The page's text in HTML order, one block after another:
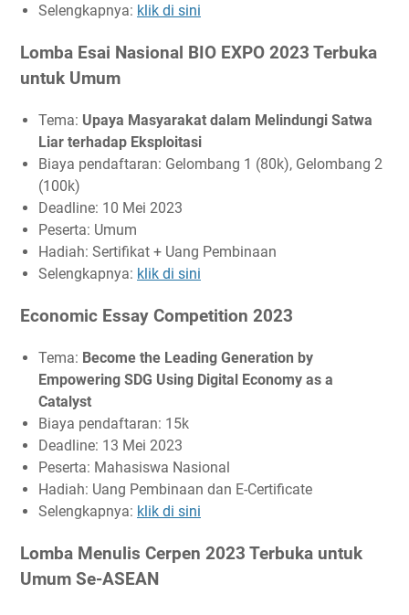
Selengkapnya: klik di sini
Lomba Esai Nasional BIO EXPO 2023 Terbuka
untuk Umum
Tema: Upaya Masyarakat dalam Melindungi Satwa
Liar terhadap Eksploitasi
Biaya pendaftaran: Gelombang 1 (80k), Gelombang 2
(100k)
Deadline: 10 Mei 2023
Peserta: Umum
Hadiah: Sertifikat + Uang Pembinaan
Selengkapnya: klik di sini
Economic Essay Competition 2023
Tema: Become the Leading Generation by
Empowering SDG Using Digital Economy as a
Catalyst
Biaya pendaftaran: 15k
Deadline: 13 Mei 2023
Peserta: Mahasiswa Nasional
Hadiah: Uang Pembinaan dan E-Certificate
Selengkapnya: klik di sini
Lomba Menulis Cerpen 2023 Terbuka untuk
Umum Se-ASEAN